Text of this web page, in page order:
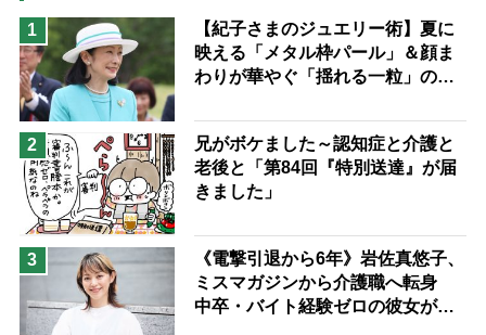
息子の遠距離介護サバイバル術
兄がボケました
便利なサービス
予防法
1
【紀子さまのジュエリー術】夏に
映える「メタル枠パール」＆顔ま
わりが華やぐ「揺れる一粒」の使
2
兄がボケました～認知症と介護と
老後と「第84回『特別送達』が届
きました」
3
《電撃引退から6年》岩佐真悠子、
ミスマガジンから介護職へ転身
中卒・バイト経験ゼロの彼女が見